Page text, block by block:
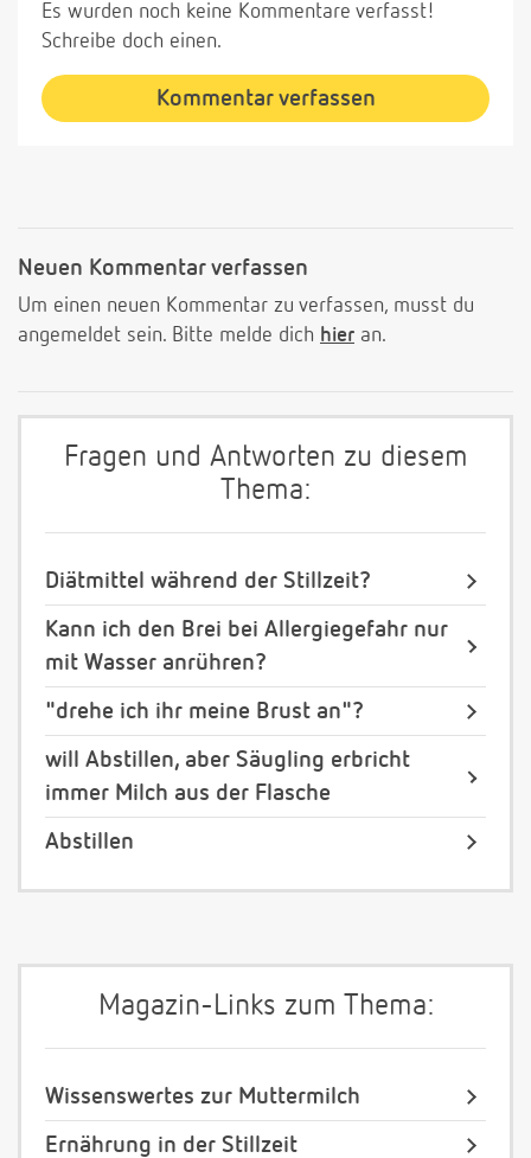
Es wurden noch keine Kommentare verfasst!
Schreibe doch einen.
Kommentar verfassen
Neuen Kommentar verfassen
Um einen neuen Kommentar zu verfassen, musst du
angemeldet sein. Bitte melde dich hier an.
Fragen und Antworten zu diesem
Thema:
Diätmittel während der Stillzeit?
Kann ich den Brei bei Allergiegefahr nur
mit Wasser anrühren?
"drehe ich ihr meine Brust an"?
will Abstillen, aber Säugling erbricht
immer Milch aus der Flasche
Abstillen
Magazin-Links zum Thema:
Wissenswertes zur Muttermilch
Ernährung in der Stillzeit